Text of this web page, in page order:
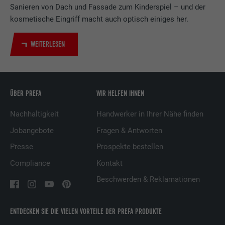
Sanieren von Dach und Fassade zum Kinderspiel – und der
kosmetische Eingriff macht auch optisch einiges her.
WEITERLESEN
ENTDECKEN SIE DIE VIELEN VORTEILE DER PREFA PRODUKTE
ÜBER PREFA
Nachhaltigkeit
Jobangebote
Presse
Compliance
WIR HELFEN IHNEN
Handwerker in Ihrer Nähe finden
Fragen & Antworten
Prospekte bestellen
Kontakt
Beschwerden & Reklamationen
Zweck
LinkedIn für die Verfolgung der
Verwendung von eingebetteten
Zweck
Wird verwendet, um Besucher auf
relevante Werbung basierend auf den
Präferenzen des Besuchers zu
Name lidc